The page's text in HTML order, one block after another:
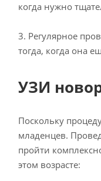
когда нужно
3. Регулярное
тогда, когда она
УЗИ
Поскольку
младенцев.
пройти
этом возрасте: